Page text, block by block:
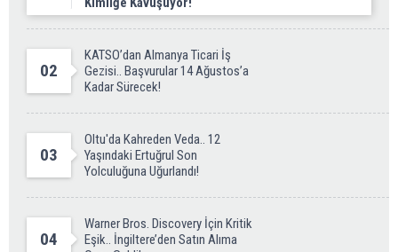
02
KATSO’dan Almanya Ticari İş
Gezisi.. Başvurular 14 Ağustos’a
Kadar Sürecek!
03
Oltu'da Kahreden Veda.. 12
Yaşındaki Ertuğrul Son
Yolculuğuna Uğurlandı!
04
Warner Bros. Discovery İçin Kritik
Eşik.. İngiltere’den Satın Alıma